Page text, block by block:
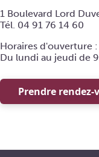
1 Boulevard Lord
Tél. 04 91 76 14 60
Horaires d'ouverture :
Du lundi au jeudi de
Prendre rendez-